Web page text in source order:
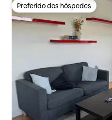
Preferido dos hóspedes
Preferido dos hóspedes